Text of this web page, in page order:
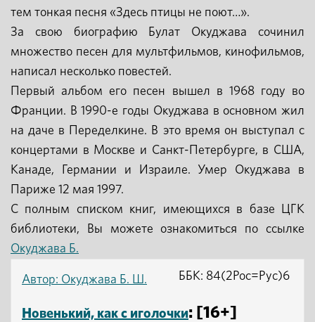
тем тонкая песня «Здесь птицы не поют…».
За свою биографию Булат Окуджава сочинил
множество песен для мультфильмов, кинофильмов,
написал несколько повестей.
Первый альбом его песен вышел в 1968 году во
Франции. В 1990-е годы Окуджава в основном жил
на даче в Переделкине. В это время он выступал с
концертами в Москве и Санкт-Петербурге, в США,
Канаде, Германии и Израиле. Умер Окуджава в
Париже 12 мая 1997.
С полным списком книг, имеющихся в базе ЦГК
библиотеки, Вы можете ознакомиться по ссылке
Окуджава Б.
Автор: Окуджава Б. Ш.
Новенький, как с иголочки: [16+]
ББК: 84(2Рос=Рус)6